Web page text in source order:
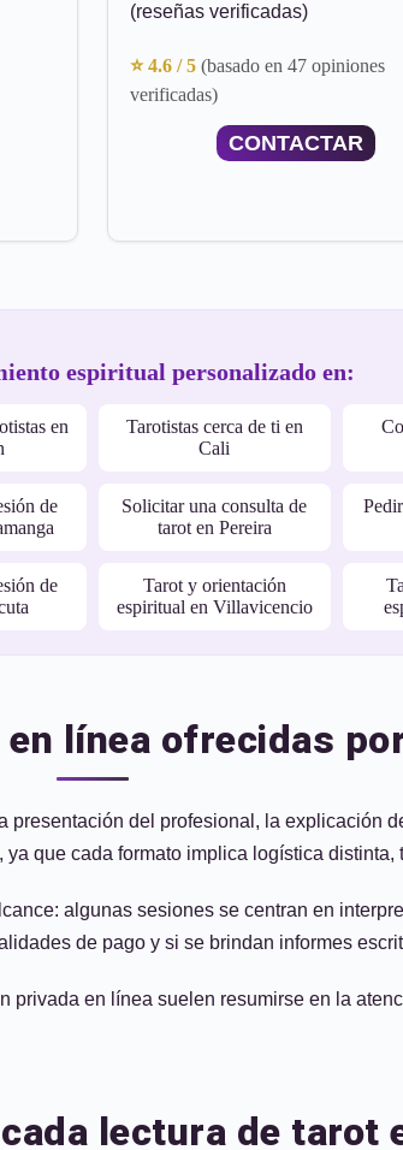
(reseñas verificadas)
⭐ 4.6 / 5 (basado en 47 opiniones
verificadas)
CONTACTAR
espiritual personalizado en:
en
Tarotistas cerca de ti en
Cali
de
Solicitar una consulta de
tarot en Pereira
de
Tarot y orientación
espiritual en Villavicencio
línea ofrecidas
presentación del profesional, la explicación
que cada formato implica logística
algunas sesiones se centran en
de pago y si se brindan informes
privada en línea suelen resumirse en la
lectura de tarot